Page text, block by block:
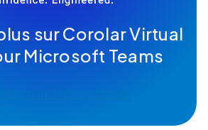
sur Corolar Virtual
Microsoft Teams